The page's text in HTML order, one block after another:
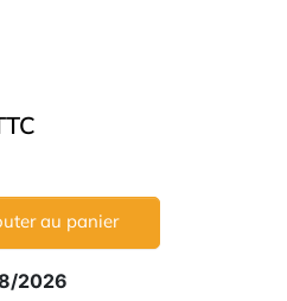
au panier
2026